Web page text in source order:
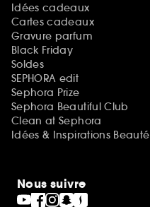
Idées cadeaux
Cartes cadeaux
Gravure parfum
Black Friday
Soldes
SEPHORA edit
Sephora Prize
Sephora Beautiful Club
Clean at Sephora
Idées & Inspirations Beauté
Nous suivre